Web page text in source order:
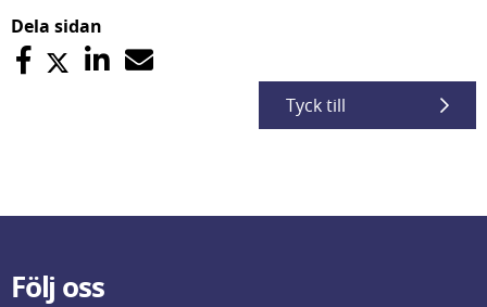
Dela sidan
Tyck till
Följ oss